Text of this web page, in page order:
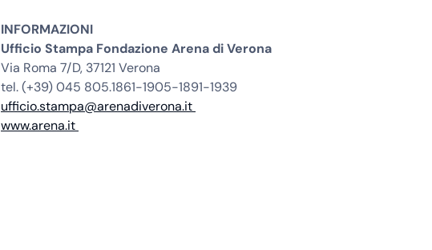
INFORMAZIONI
Ufficio Stampa Fondazione Arena di Verona
Via Roma 7/D, 37121 Verona
tel. (+39) 045 805.1861-1905-1891-1939
ufficio.stampa@arenadiverona.it
www.arena.it